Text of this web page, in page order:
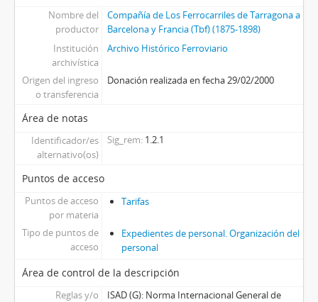
Nombre del
productor
Compañía de Los Ferrocarriles de Tarragona a
Barcelona y Francia (Tbf) (1875-1898)
Institución
archivística
Archivo Histórico Ferroviario
Origen del ingreso
o transferencia
Donación realizada en fecha 29/02/2000
Área de notas
Identificador/es
alternativo(os)
Sig_rem 1.2.1
Puntos de acceso
Puntos de acceso
por materia
Tarifas
Tipo de puntos de
acceso
Expedientes de personal. Organización del
personal
Área de control de la descripción
Reglas y/o
ISAD (G): Norma Internacional General de